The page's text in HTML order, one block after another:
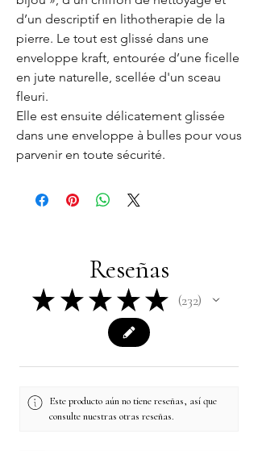
d’un descriptif en lithotherapie de la
pierre. Le tout est glissé dans une
enveloppe kraft, entourée d’une ficelle
en jute naturelle, scellée d'un sceau
fleuri.
Elle est ensuite délicatement glissée
dans une enveloppe à bulles pour vous
parvenir en toute sécurité.
Reseñas
★ ★ ★ ★ ★ 232
232
Este producto aún no tiene reseñas, así que
consulte nuestras otras reseñas.